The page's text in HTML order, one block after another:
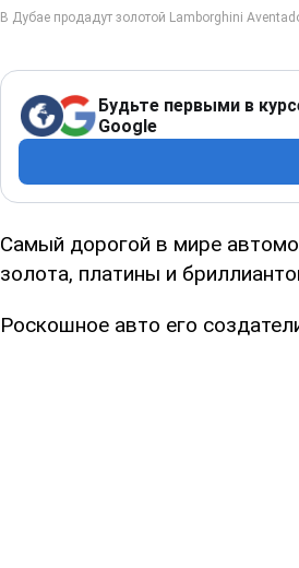
Будьте первыми в
Google
Самый дорогой в мире
золота, платины и
Роскошное авто его